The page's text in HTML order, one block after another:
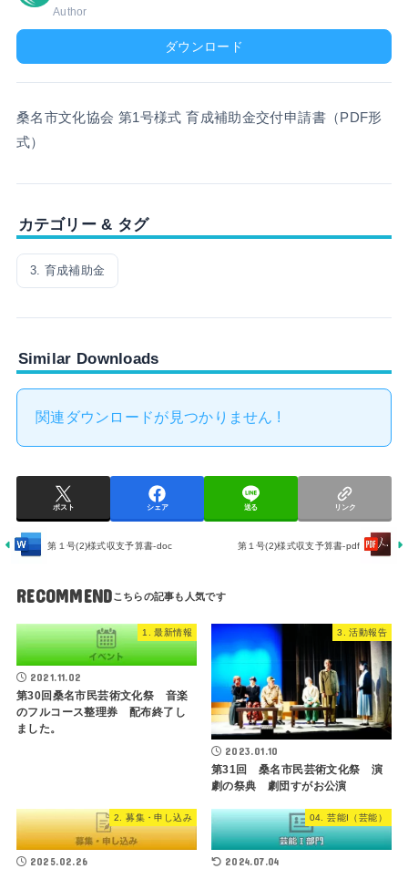
Author
ダウンロード
桑名市文化協会 第1号様式 育成補助金交付申請書（PDF形
式）
カテゴリー & タグ
3. 育成補助金
Similar Downloads
関連ダウンロードが見つかりません !
ポスト シェア 送る リンク
第１号(2)様式収支予算書-doc 第１号(2)様式収支予算書-pdf
RECOMMEND
1. 最新情報
2021.11.02
第30回桑名市民芸術文化祭 音楽
のフルコース整理券 配布終了し
ました。
3. 活動報告
2023.01.10
第31回 桑名市民芸術文化祭 演
劇の祭典 劇団すがお公演
2. 募集・申し込み
2025.02.26
04. 芸能I（芸能）
2024.07.04